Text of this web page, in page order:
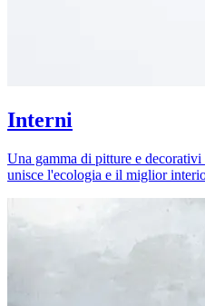
Interni
Una gamma di pitture e
unisce l'ecologia e il miglior